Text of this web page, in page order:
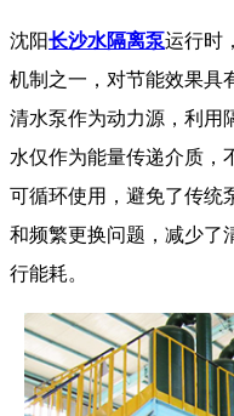
沈阳长沙水隔离泵运行时
机制之一，对节能效果具
清水泵作为动力源，利用
水仅作为能量传递介质，
可循环使用，避免了传统
和频繁更换问题，减少了
行能耗。